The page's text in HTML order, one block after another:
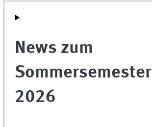
News zum
Sommersemester
2026